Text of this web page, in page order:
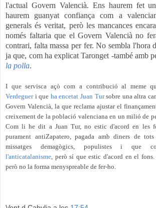
l'actual Govern Valencià. Ens haurem fet
haurem guanyat confiança com a
generals és veritat, però les mancances
només faltaria que el Govern Valencià no
contrari, falta massa per fer. No sembla l'hora
ja que, com ha explicat Taronget -també amb
la polla.
I que servisca açò com a contribució al meme
Verdegueri que ha encetat Juan Tursobre una altra
Govern Valencià, la que reclama ajustar el
creixement de la població valenciana en un milió de
Com li he dit a Juan Tur, no estic d'acord en les
purament antiZapatero, pagada amb diners de
missatges demagògics, populistes i que
l'anticatalanisme , però sí que estic d'acord en el
però no la forma menyspreable de fer-ho.